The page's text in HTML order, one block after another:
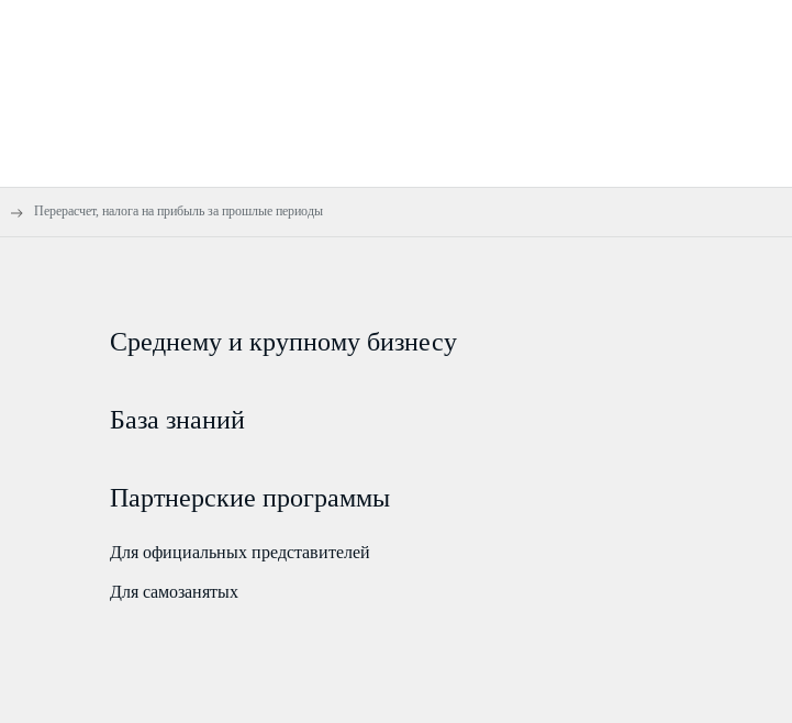
Перерасчет, налога на прибыль за прошлые периоды
Среднему и крупному бизнесу
База знаний
Партнерские программы
Для официальных представителей
Для самозанятых